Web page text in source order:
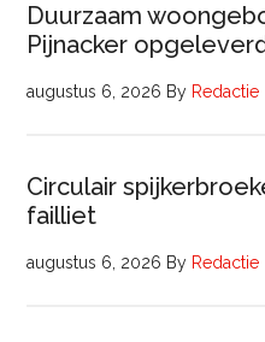
Duurzaam
Pijnacker
augustus 6, 2026 By Redactie
Circulair
failliet
augustus 6, 2026 By Redactie